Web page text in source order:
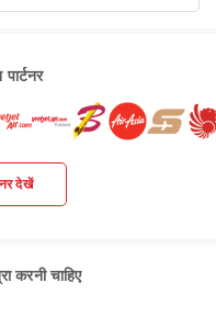
देखें
करनी चाहिए